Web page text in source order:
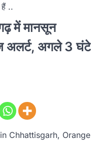
..
में मानसून
अलर्ट, अगले 3 घंटे
Chhattisgarh, Orange